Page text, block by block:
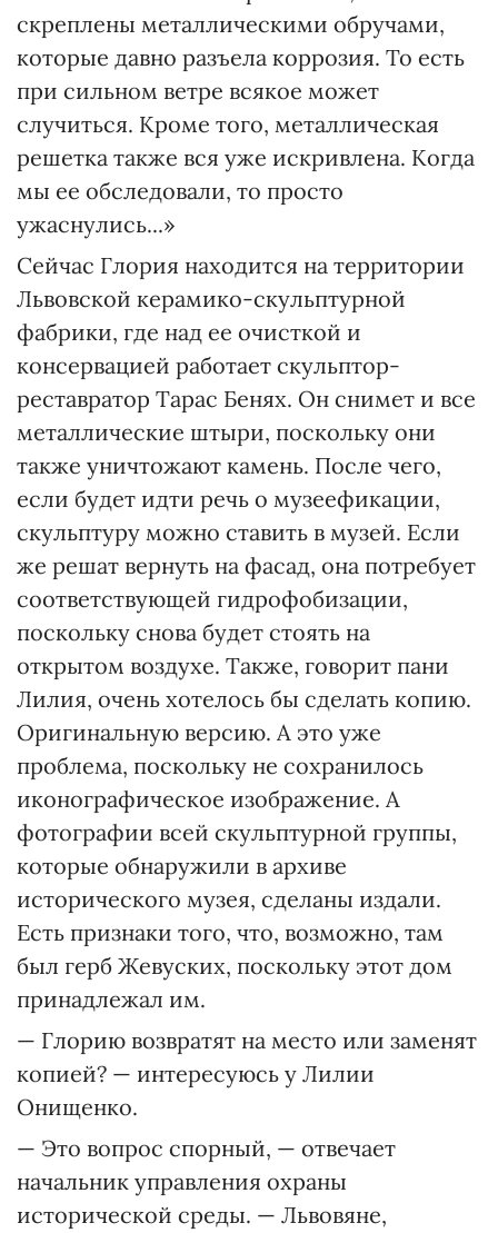
скреплены металлическими обручами,
которые давно разъела коррозия. То есть
при сильном ветре всякое может
случиться. Кроме того, металлическая
решетка также вся уже искривлена. Когда
мы ее обследовали, то просто
ужаснулись...»
Сейчас Глория находится на территории
Львовской керамико-скульптурной
фабрики, где над ее очисткой и
консервацией работает скульптор-
реставратор Тарас Бенях. Он снимет и все
металлические штыри, поскольку они
также уничтожают камень. После чего,
если будет идти речь о музеефикации,
скульптуру можно ставить в музей. Если
же решат вернуть на фасад, она потребует
соответствующей гидрофобизации,
поскольку снова будет стоять на
открытом воздухе. Также, говорит пани
Лилия, очень хотелось бы сделать копию.
Оригинальную версию. А это уже
проблема, поскольку не сохранилось
иконографическое изображение. А
фотографии всей скульптурной группы,
которые обнаружили в архиве
исторического музея, сделаны издали.
Есть признаки того, что, возможно, там
был герб Жевуских, поскольку этот дом
принадлежал им.
— Глорию возвратят на место или заменят
копией? — интересуюсь у Лилии
Онищенко.
— Это вопрос спорный, — отвечает
начальник управления охраны
исторической среды. — Львовяне,